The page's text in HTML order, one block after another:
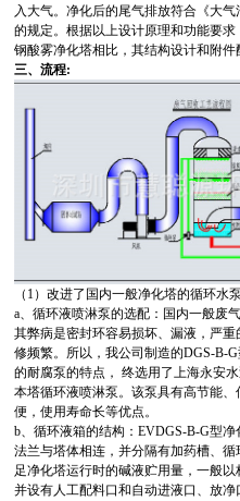
入大气。净化后的尾气排放符合《大
的规定。根据以上设计原理和功能要
钢酸雾净化塔相比，其结构设计和附件
三、流程:
（1）改进了国内一般净化塔的循环水
a、循环液喷淋泵的选配：国内一般废
其弊病是密封环容易损坏、漏液，严
修频繁。所以，我公司制造的DGS-B-
的耐腐泵的特点， 终选用了上海永安
本塔循环液喷淋泵。该泵具有高节能
便，使用寿命长等优点。
b、循环液箱的结构：EVDGS-B-G型
法兰与塔体相连，并分隔有加药槽、
足净化塔运行时的碱液贮用量，一般
并设有人工配料口和自动进液口、放